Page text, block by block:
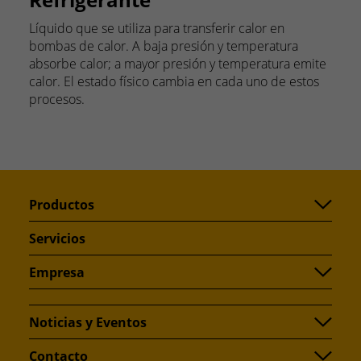
Líquido que se utiliza para transferir calor en
bombas de calor. A baja presión y temperatura
absorbe calor; a mayor presión y temperatura emite
calor. El estado físico cambia en cada uno de estos
procesos.
Productos
Servicios
Empresa
Noticias y Eventos
Contacto